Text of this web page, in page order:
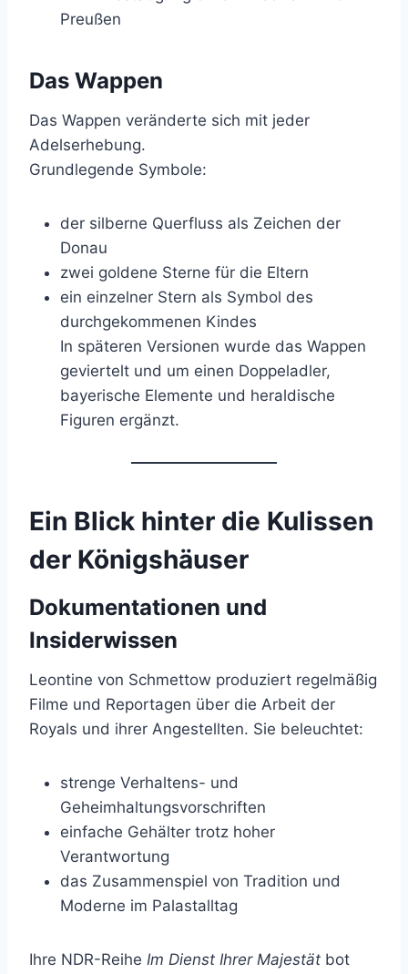
Preußen
Das Wappen
Das Wappen veränderte sich mit jeder
Adelserhebung.
Grundlegende Symbole:
der silberne Querfluss als Zeichen der
Donau
zwei goldene Sterne für die Eltern
ein einzelner Stern als Symbol des
durchgekommenen Kindes
In späteren Versionen wurde das Wappen
geviertelt und um einen Doppeladler,
bayerische Elemente und heraldische
Figuren ergänzt.
Ein Blick hinter die Kulissen
der Königshäuser
Dokumentationen und
Insiderwissen
Leontine von Schmettow produziert regelmäßig
Filme und Reportagen über die Arbeit der
Royals und ihrer Angestellten. Sie beleuchtet:
strenge Verhaltens- und
Geheimhaltungsvorschriften
einfache Gehälter trotz hoher
Verantwortung
das Zusammenspiel von Tradition und
Moderne im Palastalltag
Ihre NDR-Reihe Im Dienst Ihrer Majestät bot